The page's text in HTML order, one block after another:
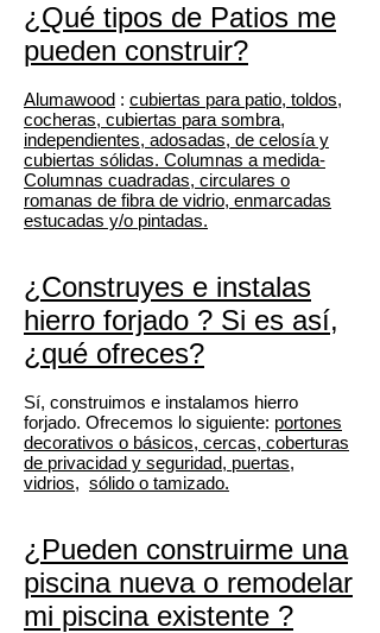
¿Qué tipos de Patios me
pueden construir?
Alumawood : cubiertas para patio, toldos,
cocheras, cubiertas para sombra,
independientes, adosadas, de celosía y
cubiertas sólidas. Columnas a medida-
Columnas cuadradas, circulares o
romanas de fibra de vidrio, enmarcadas
estucadas y/o pintadas.
¿Construyes e instalas
hierro forjado ? Si es así,
¿qué ofreces?
Sí, construimos e instalamos hierro
forjado. Ofrecemos lo siguiente: portones
decorativos o básicos, cercas, coberturas
de privacidad y seguridad, puertas,
vidrios, sólido o tamizado.
¿Pueden construirme una
piscinanueva o remodelar
mi piscina existente ?